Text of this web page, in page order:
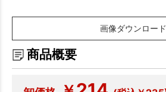
画像ダウンロード
商品概要